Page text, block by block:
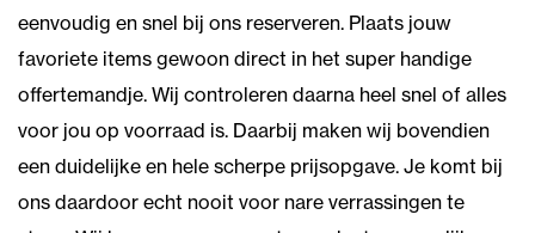
eenvoudig en snel bij ons reserveren. Plaats jouw
favoriete items gewoon direct in het super handige
offertemandje. Wij controleren daarna heel snel of alles
voor jou op voorraad is. Daarbij maken wij bovendien
een duidelijke en hele scherpe prijsopgave. Je komt bij
ons daardoor echt nooit voor nare verrassingen te